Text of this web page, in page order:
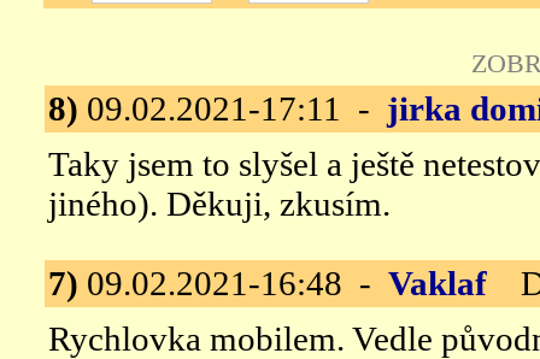
8) 09.02.2021-17:11 - jirka
Taky jsem to slyšel a ještě
jiného). Děkuji, zkusím.
7) 09.02.2021-16:48 - Vaklaf
Rychlovka mobilem. Vedle